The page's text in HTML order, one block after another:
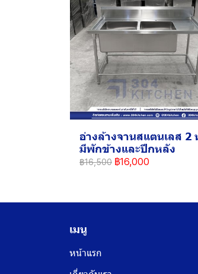
อ่างล้างจานสแตนเลส 2
มีพักข้างและปีกหลัง
฿16,500 ฿16,000
เมนู
หน้าแรก